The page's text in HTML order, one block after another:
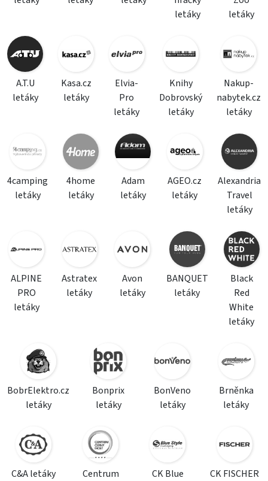
letáky
letáky
A.T.U
letáky
Kasa.cz
letáky
Elvia-
Pro
letáky
Knihy
Dobrovský
letáky
Nakup-
nabytek.cz
letáky
4camping
letáky
4home
letáky
Adam
letáky
AGEO.cz
letáky
Alexandria
Travel
letáky
ALPINE
PRO
letáky
Astratex
letáky
Avon
letáky
BANQUET
letáky
Black
Red
White
letáky
BobrElektro.cz
letáky
Bonprix
letáky
BonVeno
letáky
Brněnka
letáky
C&A letáky
Centrum
CK Blue
CK FISCHER